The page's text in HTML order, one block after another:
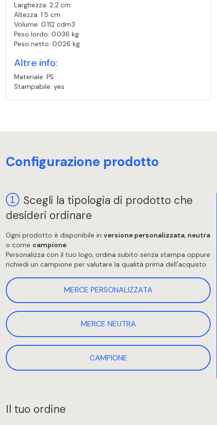
Larghezza: 2.2 cm
Altezza: 1.5 cm
Volume: 0.112 cdm3
Peso lordo: 0.036 kg
Peso netto: 0.026 kg
Altre info:
Materiale: PS
Stampabile: yes
Configurazione prodotto
Scegli la tipologia di prodotto che
desideri ordinare
Ogni prodotto è disponibile in versione personalizzata, neutra
o come campione.
Personalizza con il tuo logo, ordina subito senza stampa oppure
richiedi un campione per valutare la qualità prima dell’acquisto
MERCE PERSONALIZZATA
MERCE NEUTRA
CAMPIONE
Il tuo ordine